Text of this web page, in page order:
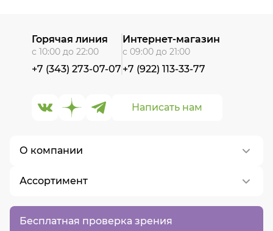
Бесплатная проверка зрения
О компании
О нас
Контакты
Вакансии
Ассортимент
Написать нам
Горячая линия
с 10:00 до 22:00
+7 (343) 273-07-07
Интернет-магазин
с 09:00 до 21:00
+7 (922) 113-33-77